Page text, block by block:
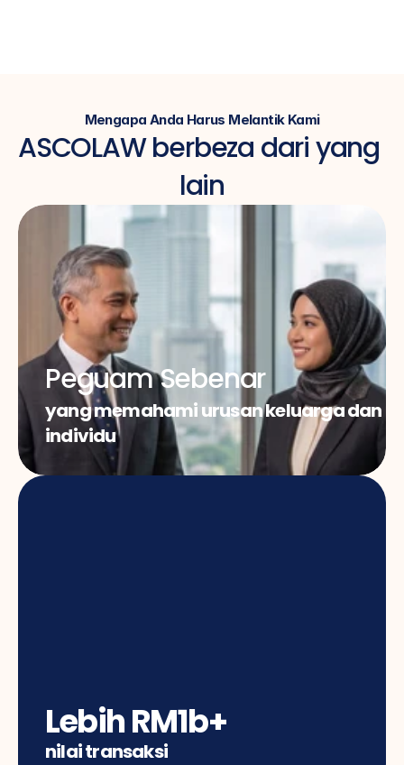
Mengapa Anda Harus Melantik Kami
ASCOLAW berbeza dari yang
lain
Peguam Sebenar
yang memahami urusan keluarga dan
individu
Lebih RM1b+
nilai transaksi